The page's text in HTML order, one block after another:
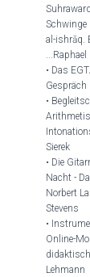
Schwinge
al-ishrāq.
• Das
Gespräch
•
Sierek
• Die
Nacht -
Norbert
Stevens
•
Online-
Lehmann